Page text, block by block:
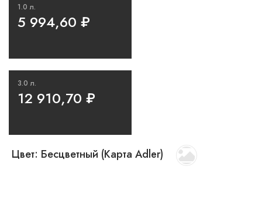
1.0 л.
5 994,60 ₽
3.0 л.
12 910,70 ₽
Цвет: Бесцветный (Карта Adler)